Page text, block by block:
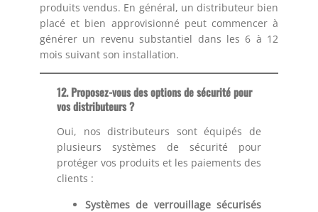
produits vendus. En général, un distributeur bien
placé et bien approvisionné peut commencer à
générer un revenu substantiel dans les 6 à 12
mois suivant son installation.
12.Proposez-vous des options de sécurité pour
vos distributeurs ?
Oui, nos distributeurs sont équipés de
plusieurs systèmes de sécurité pour
protéger vos produits et les paiements des
clients :
Systèmes de verrouillage sécurisés